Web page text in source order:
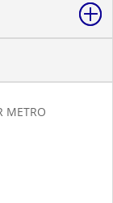
METRO